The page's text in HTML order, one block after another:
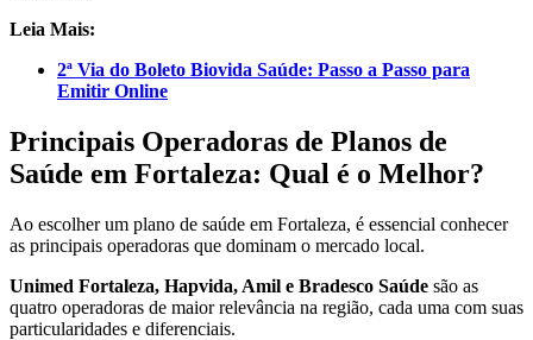
Leia Mais:
2ª Via do Boleto Biovida Saúde: Passo a Passo para
Emitir Online
Principais Operadoras de Planos de
Saúde em Fortaleza: Qual é o Melhor?
Ao escolher um plano de saúde em Fortaleza, é essencial conhecer
as principais operadoras que dominam o mercado local.
Unimed Fortaleza, Hapvida, Amil e Bradesco Saúde são as
quatro operadoras de maior relevância na região, cada uma com suas
particularidades e diferenciais.